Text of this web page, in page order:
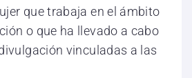
que trabaja en el ámbito
o que ha llevado a cabo
vinculadas a las